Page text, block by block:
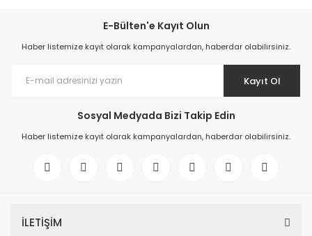
E-Bülten'e Kayıt Olun
Haber listemize kayıt olarak kampanyalardan, haberdar olabilirsiniz.
Kayıt Ol
Sosyal Medyada Bizi Takip Edin
Haber listemize kayıt olarak kampanyalardan, haberdar olabilirsiniz.
İLETİŞİM